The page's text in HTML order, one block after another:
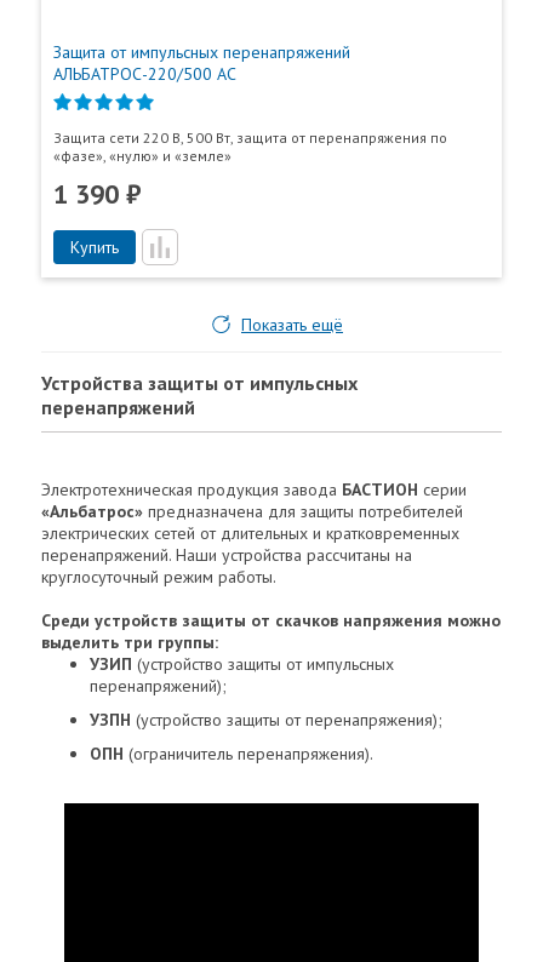
Защита от импульсных перенапряжений
АЛЬБАТРОС-220/500 AC
Защита сети 220 В, 500 Вт, защита от перенапряжения по
«фазе», «нулю» и «земле»
1 390 ₽
Купить
Показать ещё
Устройства защиты от импульсных
перенапряжений
Электротехническая продукция завода БАСТИОН серии
«Альбатрос» предназначена для защиты потребителей
электрических сетей от длительных и кратковременных
перенапряжений. Наши устройства рассчитаны на
круглосуточный режим работы.
Среди устройств защиты от скачков напряжения можно
выделить три группы:
УЗИП (устройство защиты от импульсных
перенапряжений);
УЗПН (устройство защиты от перенапряжения);
ОПН (ограничитель перенапряжения).